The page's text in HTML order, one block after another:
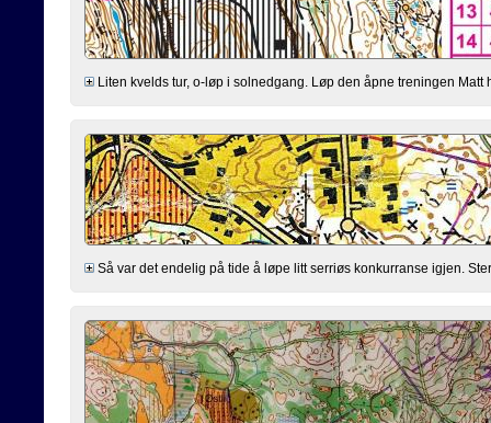
Liten kvelds tur, o-løp i solnedgang. Løp den åpne treningen
Så var det endelig på tide å løpe litt serriøs konkurranse igjen.